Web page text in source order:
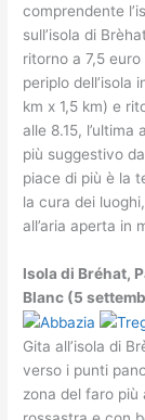
comprendente
sull’isola di
ritorno a 7,5
periplo dell’isola
km x 1,5 km) e
alle 8.15,
più suggestivo
piace di più è la
la cura dei
all’aria aperta in
Isola di Bréhat,
Blanc (5
Gita all’isola di
verso i punti
zona del faro